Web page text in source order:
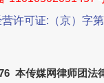
许可证:（京）字
本传媒网律师团法